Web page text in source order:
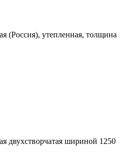
(Россия), утепленная, толщина
двухстворчатая шириной 1250